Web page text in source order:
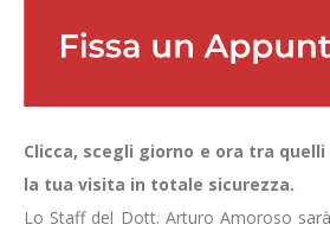
Clicca, scegli giorno e ora tra
la tua visita in totale sicurezza.
Lo Staff del Dott. Arturo Amoroso